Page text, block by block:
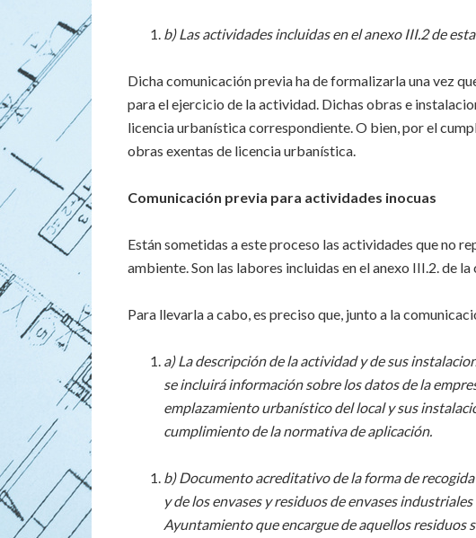
b) Las actividades incluidas en el anexo III.2 de
Dicha comunicación previa ha de formalizarla una vez
para el ejercicio de la actividad. Dichas obras e
licencia urbanística correspondiente. O bien, por el
obras exentas de licencia urbanística.
Comunicación previa para actividades inocuas
Están sometidas a este proceso las actividades que no
ambiente. Son las labores incluidas en el anexo III.2. de
Para llevarla a cabo, es preciso que, junto a la
a) La descripción de la actividad y de sus
se incluirá información sobre los datos de la
emplazamiento urbanístico del local y sus
cumplimiento de la normativa de aplicación.
b) Documento acreditativo de la forma de
y de los envases y residuos de envases
Ayuntamiento que encargue de aquellos residuos